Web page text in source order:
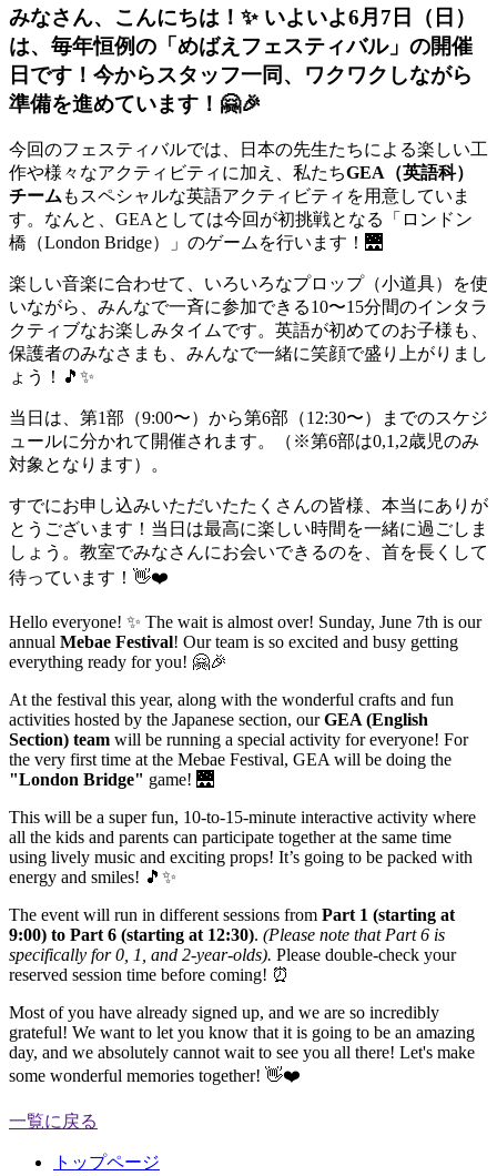
みなさん、こんにちは！✨ いよいよ6月7日（日）
は、毎年恒例の「めばえフェスティバル」の開催
日です！今からスタッフ一同、ワクワクしながら
準備を進めています！🤗🎉
今回のフェスティバルでは、日本の先生たちによる楽しい工
作や様々なアクティビティに加え、私たちGEA（英語科）
チーム もスペシャルな英語アクティビティを用意していま
す。なんと、GEAとしては今回が初挑戦となる「ロンドン
橋（London Bridge）」のゲームを行います！🌉
楽しい音楽に合わせて、いろいろなプロップ（小道具）を使
いながら、みんなで一斉に参加できる10〜15分間のインタラ
クティブなお楽しみタイムです。英語が初めてのお子様も、
保護者のみなさまも、みんなで一緒に笑顔で盛り上がりまし
ょう！🎵✨
当日は、第1部（9:00〜）から第6部（12:30〜）までのスケジ
ュールに分かれて開催されます。（※第6部は0,1,2歳児のみ
対象となります）。
すでにお申し込みいただいたたくさんの皆様、本当にありが
とうございます！当日は最高に楽しい時間を一緒に過ごしま
しょう。教室でみなさんにお会いできるのを、首を長くして
待っています！👋❤️
Hello everyone! ✨ The wait is almost over! Sunday, June 7th is our
annual Mebae Festival! Our team is so excited and busy getting
everything ready for you! 🤗🎉
At the festival this year, along with the wonderful crafts and fun
activities hosted by the Japanese section, ourGEA (English
Section) team will be running a special activity for everyone! For
the very first time at the Mebae Festival, GEA will be doing the
"London Bridge" game! 🌉
This will be a super fun, 10-to-15-minute interactive activity where
all the kids and parents can participate together at the same time
using lively music and exciting props! It’s going to be packed with
energy and smiles! 🎵✨
The event will run in different sessions from Part 1 (starting at
9:00) to Part 6 (starting at 12:30). (Please note that Part 6 is
specifically for 0, 1, and 2-year-olds). Please double-check your
reserved session time before coming! ⏰
Most of you have already signed up, and we are so incredibly
grateful! We want to let you know that it is going to be an amazing
day, and we absolutely cannot wait to see you all there! Let's make
some wonderful memories together! 👋❤️
一覧に戻る
トップページ